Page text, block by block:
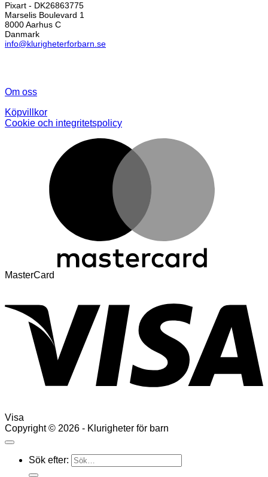
Pixart - DK26863775
Marselis Boulevard 1
8000 Aarhus C
Danmark
info@klurigheterforbarn.se
Om oss
Köpvillkor
Cookie och integritetspolicy
MasterCard
Visa
Copyright © 2026 - Klurigheter för barn
Sök efter: